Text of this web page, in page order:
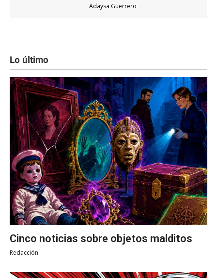
Adaysa Guerrero
Lo último
Cinco noticias sobre objetos malditos
Redacción